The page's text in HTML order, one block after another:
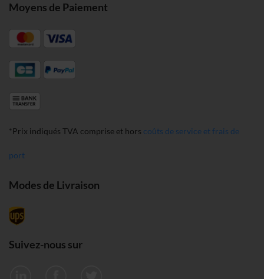
Moyens de Paiement
*Prix indiqués TVA comprise et hors coûts de service et frais de
port
Modes de Livraison
Suivez-nous sur